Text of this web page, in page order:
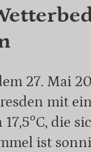
27. Mai
mit
die
ist